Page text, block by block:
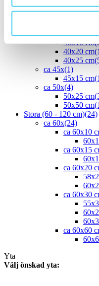
33.3x55
ca 40x(8)
40x10 cm
40x20 cm
40x25 cm
ca 45x(1)
45x15 cm
ca 50x(4)
50x25 cm
50x50 cm
Stora (60 - 120 cm)(24)
ca 60x(24)
ca 60x10
ca 60x15
ca 60x20
ca 60x30
ca 60x60
Yta
Välj önskad yta: